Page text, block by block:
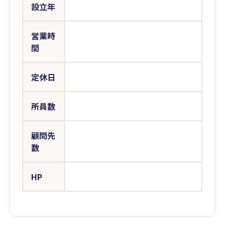
設立年
営業時
間
定休日
所員数
顧問先
数
HP